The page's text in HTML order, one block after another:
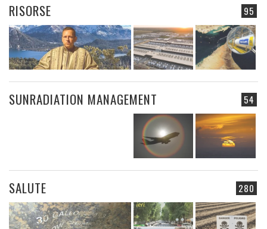
95
RISORSE
54
SUNRADIATION MANAGEMENT
280
SALUTE